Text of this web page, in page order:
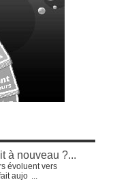
à nouveau ?...
évoluent vers
aujo ...